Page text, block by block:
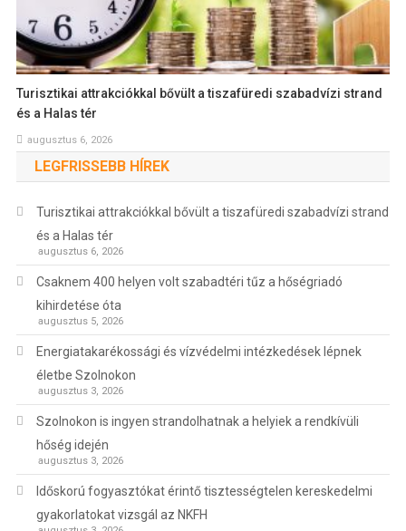
Turisztikai attrakciókkal bővült a tiszafüredi szabadvízi strand
és a Halas tér
augusztus 6, 2026
LEGFRISSEBB HÍREK
Turisztikai attrakciókkal bővült a tiszafüredi szabadvízi strand
és a Halas tér
augusztus 6, 2026
Csaknem 400 helyen volt szabadtéri tűz a hőségriadó
kihirdetése óta
augusztus 5, 2026
Energiatakarékossági és vízvédelmi intézkedések lépnek
életbe Szolnokon
augusztus 3, 2026
Szolnokon is ingyen strandolhatnak a helyiek a rendkívüli
hőség idején
augusztus 3, 2026
Időskorú fogyasztókat érintő tisztességtelen kereskedelmi
gyakorlatokat vizsgál az NKFH